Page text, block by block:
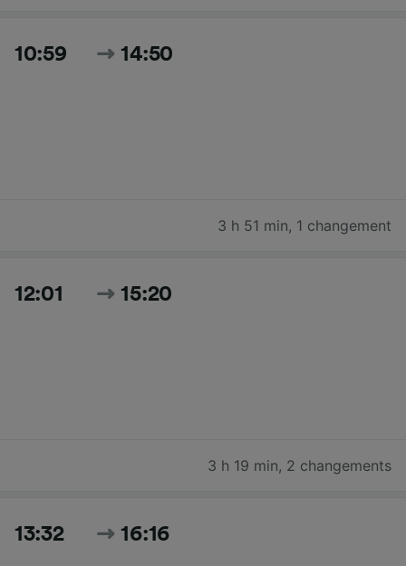
10:59 14:50
3 h 51 min, 1 changement
12:01 15:20
3 h 19 min, 2 changements
13:32 16:16